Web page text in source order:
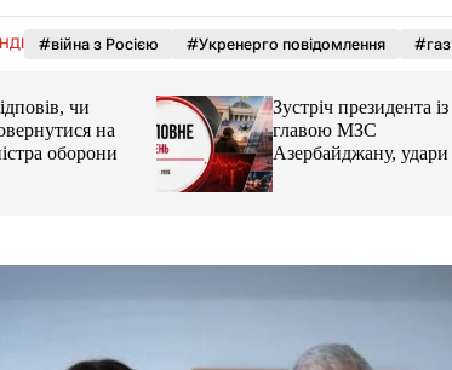
#війна з Росією #Укренерго повідомлення #газ
чи
на
оборони
Зустріч президента із
главою МЗС
Азербайджану, удари по
Україні. Головне за 6
серпня 2026